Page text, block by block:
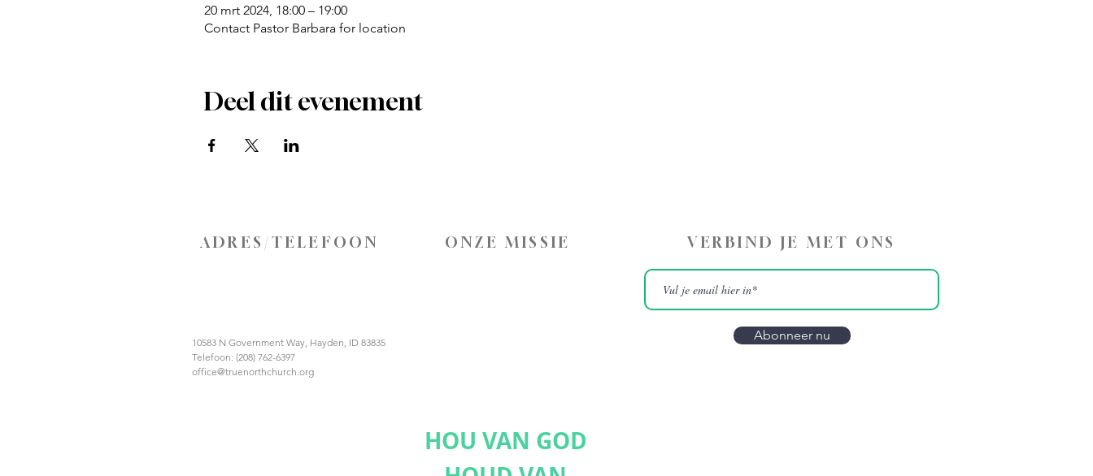
20 mrt 2024, 18:00 – 19:00
Contact Pastor Barbara for location
Deel dit evenement
ADRES/TELEFOON ONZE MISSIE
10583 N Government Way, Hayden, ID 83835
Telefoon: (208) 762-6397
office@truenorthchurch.org
HOU VAN GOD
VERBIND JE MET ONS
Abonneer nu